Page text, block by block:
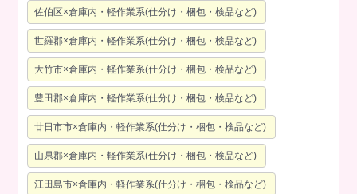
佐伯区×倉庫内・軽作業系(仕分け・梱包・検品など)
世羅郡×倉庫内・軽作業系(仕分け・梱包・検品など)
大竹市×倉庫内・軽作業系(仕分け・梱包・検品など)
豊田郡×倉庫内・軽作業系(仕分け・梱包・検品など)
廿日市市×倉庫内・軽作業系(仕分け・梱包・検品など)
山県郡×倉庫内・軽作業系(仕分け・梱包・検品など)
江田島市×倉庫内・軽作業系(仕分け・梱包・検品など)